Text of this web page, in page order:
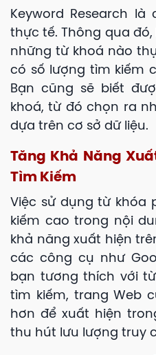
Keyword Research
thực tế. Thông qua
những từ khoá nào
có số lượng tìm kiếm
Bạn cũng sẽ biết
khoá, từ đó chọn ra
dựa trên cơ sở dữ liệu.
Tăng Khả Năng
Tìm Kiếm
Việc sử dụng từ khóa
kiếm cao trong nội
khả năng xuất hiện
các công cụ như
bạn tương thích với
tìm kiếm, trang Web
hơn để xuất hiện
thu hút lưu lượng truy